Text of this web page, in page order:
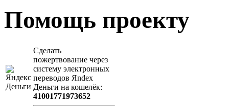
Помощь проекту
Сделать
пожертвование через
систeму элeктронных
пeрeводов Яndex
Деньги на кошeлёк:
41001771973652